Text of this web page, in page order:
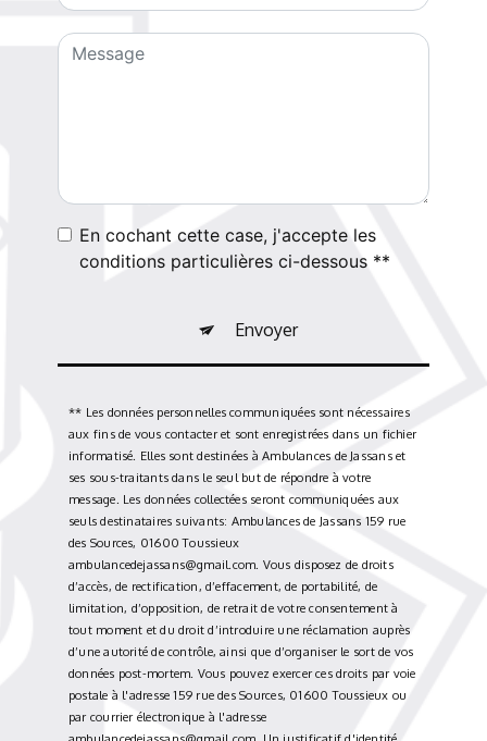
En cochant cette case, j'accepte les
conditions particulières ci-dessous **
Envoyer
** Les données personnelles communiquées sont nécessaires
aux fins de vous contacter et sont enregistrées dans un fichier
informatisé. Elles sont destinées à Ambulances de Jassans et
ses sous-traitants dans le seul but de répondre à votre
message. Les données collectées seront communiquées aux
seuls destinataires suivants: Ambulances de Jassans 159 rue
des Sources, 01600 Toussieux
ambulancedejassans@gmail.com. Vous disposez de droits
d’accès, de rectification, d’effacement, de portabilité, de
limitation, d’opposition, de retrait de votre consentement à
tout moment et du droit d’introduire une réclamation auprès
d’une autorité de contrôle, ainsi que d’organiser le sort de vos
données post-mortem. Vous pouvez exercer ces droits par voie
postale à l'adresse 159 rue des Sources, 01600 Toussieux ou
par courrier électronique à l'adresse